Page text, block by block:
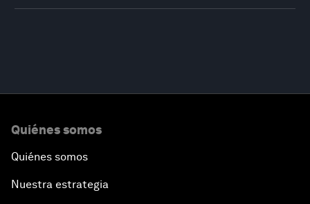
Quiénes somos
Quiénes somos
Nuestra estrategia